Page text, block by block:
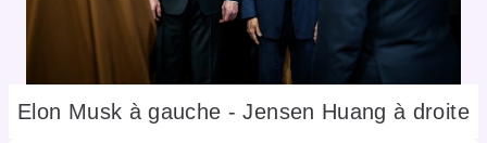
Elon Musk à gauche - Jensen Huang à droite